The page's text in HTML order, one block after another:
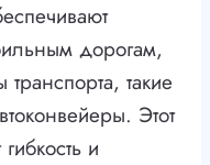
дорогам,
такие
Этот
и